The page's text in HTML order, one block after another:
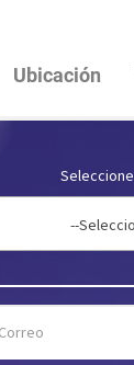
Ubicación
--